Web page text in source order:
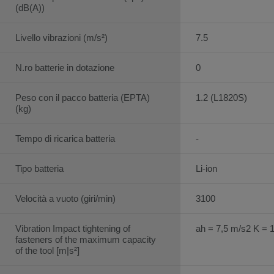
(dB(A))
Livello vibrazioni (m/s²)
N.ro batterie in dotazione
Peso con il pacco batteria (EPTA)
(kg)
Tempo di ricarica batteria
Tipo batteria
Velocità a vuoto (giri/min)
Vibration Impact tightening of
fasteners of the maximum capacity
of the tool [m|s²]
7.5
0
1.2 (L1820S)
-
Li-ion
3100
ah = 7,5 m/s2 K =